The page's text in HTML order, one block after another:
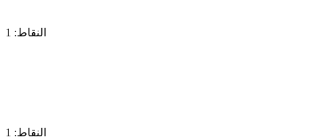
النقاط: 1
النقاط: 1